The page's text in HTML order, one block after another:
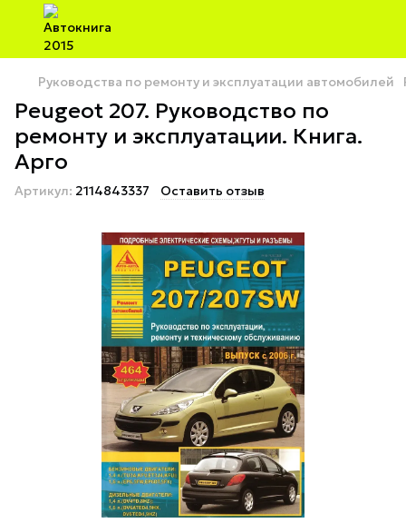
Руководства по ремонту и эксплуатации автомобилей
Peugeot 207. Руководство по
ремонту и эксплуатации. Книга.
Арго
Артикул: 2114843337 Оставить отзыв